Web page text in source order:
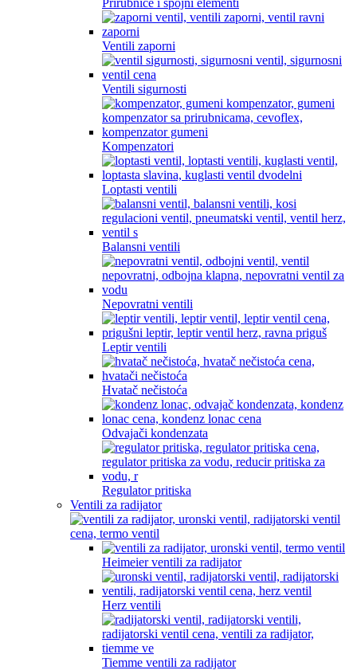
Prirubnice i spojni elementi
Ventili zaporni
Ventili sigurnosti
Kompenzatori
Loptasti ventili
Balansni ventili
Nepovratni ventili
Leptir ventili
Hvatač nečistoća
Odvajači kondenzata
Regulator pritiska
Ventili za radijator
Heimeier ventili za radijator
Herz ventili
Tiemme ventili za radijator